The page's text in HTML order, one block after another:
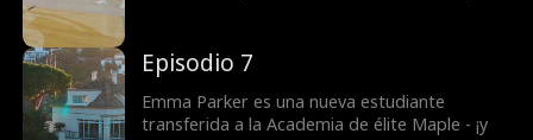
Pero quizá hay más de lo que se ve a simple
vista. Rowan Calloway actúa como un tirano,
¿pero en realidad es un bully despiadado? Y
August Langford continúa ayudándola. ¿Ya se
Episodio 7
Emma Parker es una nueva estudiante
transferida a la Academia de élite Maple - ¡y